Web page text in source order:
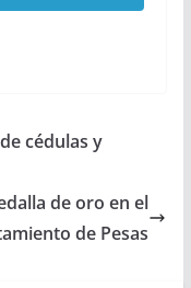
cédulas y
de oro en el
de Pesas